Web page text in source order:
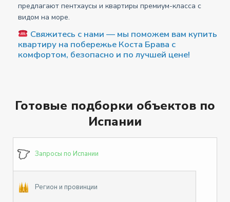
предлагают пентхаусы и квартиры премиум-класса с
видом на море.
Свяжитесь с нами — мы поможем вам купить
квартиру на побережье Коста Брава с
комфортом, безопасно и по лучшей цене!
Готовые подборки объектов по
Испании
Запросы по Испании
Регион и провинции